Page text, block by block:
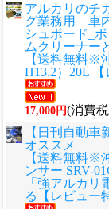
アルカリのチ
グ業務用 車
シュボード_
ムクリーナー
【送料無料※
H13.2）20L 【
17,000円(消費
【日刊自動
オススメ
【送料無料※
ンサー SRV-
「強アルカリ
る【レビュー